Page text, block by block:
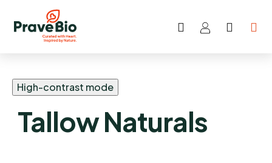
Přejít
Hledat
High-contrast mode
Tallow Naturals